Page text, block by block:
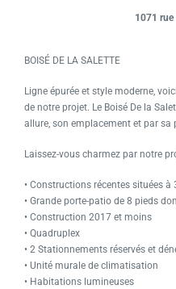
1071
BOISÉ DE LA SALETTE
Ligne épurée et style moderne,
de notre projet. Le Boisé De la
allure, son emplacement et par sa
Laissez-vous charmez par notre
• Constructions récentes situées à
• Grande porte-patio de 8 pieds
• Construction 2017 et moins
• Quadruplex
• 2 Stationnements réservés et
• Unité murale de climatisation
• Habitations lumineuses